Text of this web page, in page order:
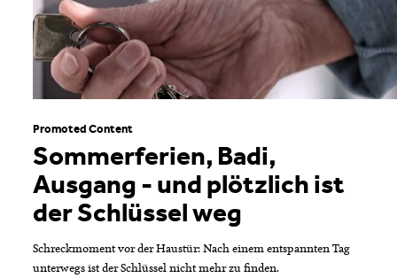
Sommerferien, Badi,
Ausgang - und plötzlich ist
der Schlüssel weg
Promoted Content
Schreckmoment vor der Haustür: Nach einem entspannten Tag
unterwegs ist der Schlüssel nicht mehr zu finden.